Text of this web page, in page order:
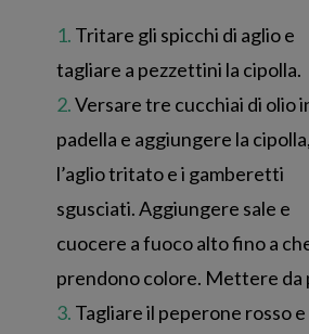
Tritare gli spicchi di aglio e
tagliare a pezzettini la cipolla.
Versare tre cucchiai di olio
padella e aggiungere la cipolla,
l’aglio tritato e i gamberetti
sgusciati. Aggiungere sale e
cuocere a fuoco alto fino a
prendono colore. Mettere da
Tagliare il peperone rosso e